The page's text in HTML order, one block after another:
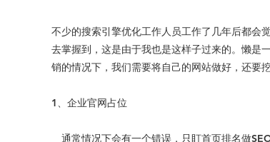
不少的搜索引擎优化工作人员工作了几年后都会
去掌握到，这是由于我也是这样子过来的。懒是
销的情况下，我们需要将自己的网站做好，还要
1、企业官网占位
通常情况下会有一个错误，只盯首页排名做